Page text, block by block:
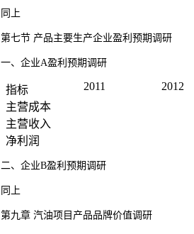
同上
第七节 产品主要生产企业盈利预期调研
一、企业A盈利预期调研
指标 2011
2012
主营成本
主营收入
净利润
二、企业B盈利预期调研
同上
第九章 汽油项目产品品牌价值调研